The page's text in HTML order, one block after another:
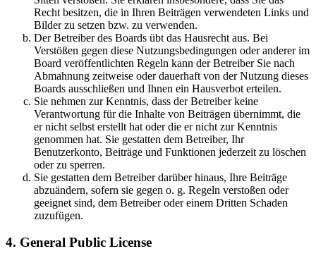
Recht besitzen, die in Ihren Beiträgen verwendeten Links und
Bilder zu setzen bzw. zu verwenden.
Der Betreiber des Boards übt das Hausrecht aus. Bei
Verstößen gegen diese Nutzungsbedingungen oder anderer im
Board veröffentlichten Regeln kann der Betreiber Sie nach
Abmahnung zeitweise oder dauerhaft von der Nutzung dieses
Boards ausschließen und Ihnen ein Hausverbot erteilen.
Sie nehmen zur Kenntnis, dass der Betreiber keine
Verantwortung für die Inhalte von Beiträgen übernimmt, die
er nicht selbst erstellt hat oder die er nicht zur Kenntnis
genommen hat. Sie gestatten dem Betreiber, Ihr
Benutzerkonto, Beiträge und Funktionen jederzeit zu löschen
oder zu sperren.
Sie gestatten dem Betreiber darüber hinaus, Ihre Beiträge
abzuändern, sofern sie gegen o. g. Regeln verstoßen oder
geeignet sind, dem Betreiber oder einem Dritten Schaden
zuzufügen.
4. General Public License